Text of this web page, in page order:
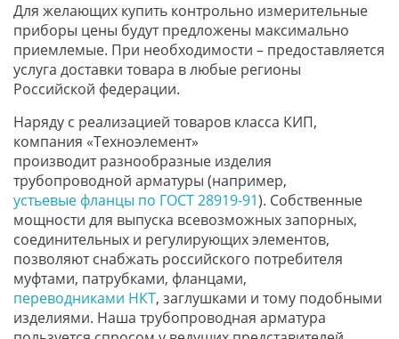
Для желающих купить контрольно измерительные
приборы цены будут предложены максимально
приемлемые. При необходимости – предоставляется
услуга доставки товара в любые регионы
Российской федерации.
Наряду с реализацией товаров класса КИП,
компания «Техноэлемент»
производит разнообразные изделия
трубопроводной арматуры (например,
устьевые фланцы по ГОСТ 28919-91). Собственные
мощности для выпуска всевозможных запорных,
соединительных и регулирующих элементов,
позволяют снабжать российского потребителя
муфтами, патрубками, фланцами,
переводниками НКТ, заглушками и тому подобными
изделиями. Наша трубопроводная арматура